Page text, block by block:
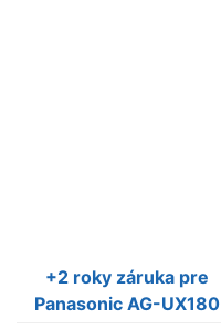
+2 roky záruka pre
Panasonic AG-UX180